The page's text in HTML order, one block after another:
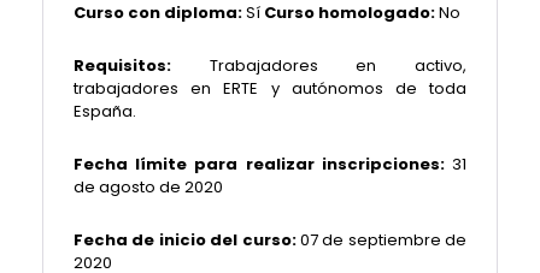
Curso con diploma:Sí Curso homologado:No
Requisitos: Trabajadores en activo,
trabajadores en ERTE y autónomos de toda
España.
Fecha límite para realizar inscripciones:31
de agosto de 2020
Fecha de inicio del curso:07 de septiembre de
2020